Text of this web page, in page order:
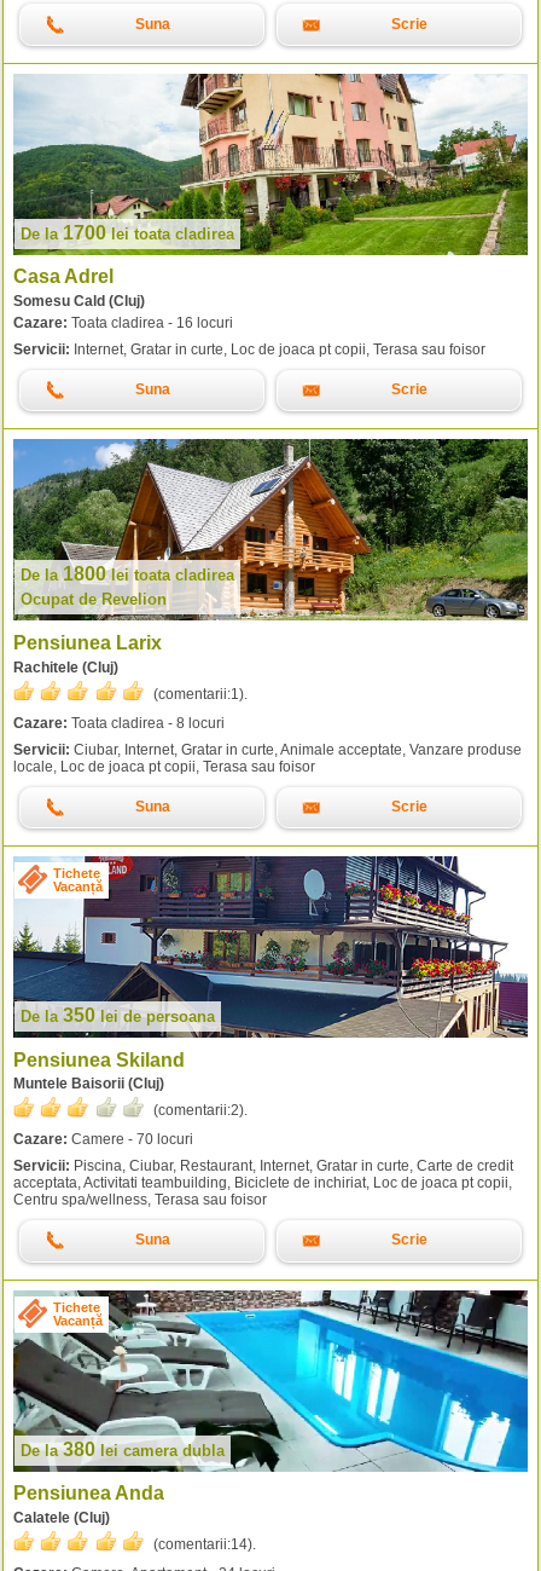
Suna Scrie
De la 1700leitoata cladirea
Casa Adrel
Somesu Cald (Cluj)
Cazare: Toata cladirea - 16 locuri
Servicii: Internet, Gratar in curte, Loc de joaca pt copii, Terasa sau foisor
Suna Scrie
De la1800lei toata cladirea
Ocupat de Revelion
Pensiunea Larix
Rachitele (Cluj)
(comentarii:1 ).
Cazare: Toata cladirea - 8 locuri
Servicii: Ciubar, Internet, Gratar in curte, Animale acceptate, Vanzare produse
locale, Loc de joaca pt copii, Terasa sau foisor
Suna Scrie
Tichete
Vacanță
De la 350 lei de persoana
Pensiunea Skiland
Muntele Baisorii (Cluj)
(comentarii:2).
Cazare: Camere - 70 locuri
Servicii: Piscina, Ciubar, Restaurant, Internet, Gratar in curte, Carte de credit
acceptata, Activitati teambuilding, Biciclete de inchiriat, Loc de joaca pt copii,
Centru spa/wellness, Terasa sau foisor
Suna Scrie
Tichete
Vacanță
De la380 leicamera dubla
Pensiunea Anda
Calatele (Cluj)
(comentarii:14).